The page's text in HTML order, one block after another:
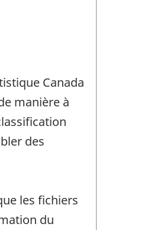
Canada
manière à
des
les fichiers
du